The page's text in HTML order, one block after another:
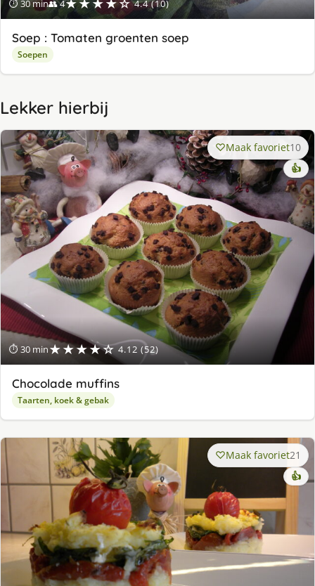
⏱ 30 min👥 4 4.4 (10)
Soep : Tomaten groenten soep
Soepen
Lekker hierbij
⏱ 30 min★★★★☆ 4.12 (52)
Maak favoriet10
👍
Chocolade muffins
Taarten, koek & gebak
Maak favoriet21
👍